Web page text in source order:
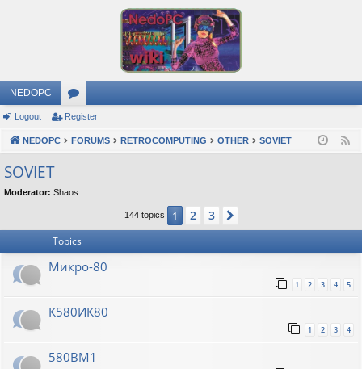
NEDOPC
or
u
s
Logout Register
NEDOPC FORUMS RETROCOMPUTING OTHER SOVIET
SOVIET
Moderator: Shaos
144 topics 1 2 3
Topics
Микро-80
1 2 3 4 5
К580ИК80
1 2 3 4
580ВМ1